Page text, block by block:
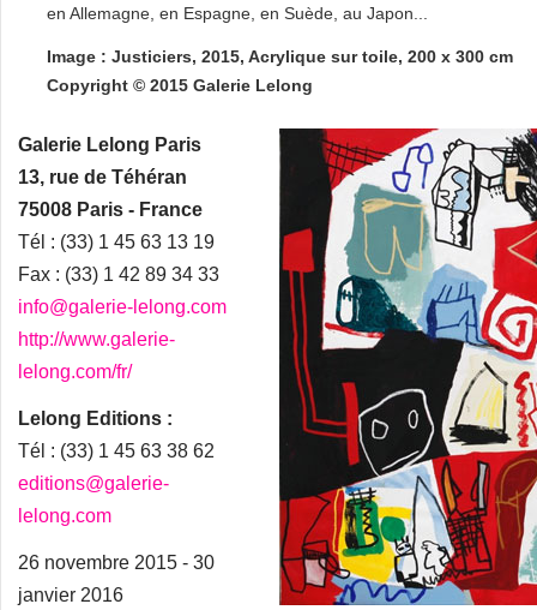
en Allemagne, en Espagne, en Suède, au Japon...
Image : Justiciers, 2015, Acrylique sur toile, 200 x 300 cm
Copyright © 2015 Galerie Lelong
Galerie Lelong Paris
13, rue de Téhéran
75008 Paris - France
Tél : (33) 1 45 63 13 19
Fax : (33) 1 42 89 34 33
info@galerie-lelong.com
http://www.galerie-
lelong.com/fr/
Lelong Editions :
Tél : (33) 1 45 63 38 62
editions@galerie-
lelong.com
26 novembre 2015 - 30
janvier 2016